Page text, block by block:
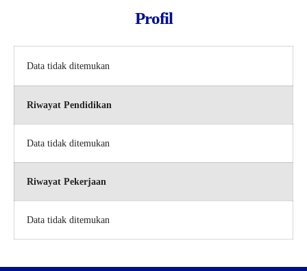
Profil
Data tidak ditemukan
Riwayat Pendidikan
Data tidak ditemukan
Riwayat Pekerjaan
Data tidak ditemukan